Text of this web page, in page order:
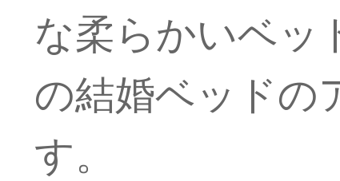
な柔らかいベッ
の結婚ベッドの
す。